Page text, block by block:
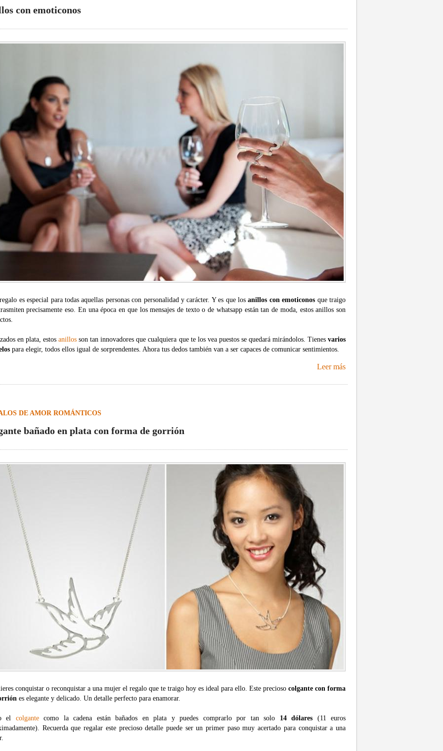
con emoticonos
es especial para todas aquellas personas con personalidad y carácter. Y es que losanillos con emoticonos que traigo
precisamente eso. En una época en que los mensajes de texto o de whatsapp están tan de moda, estos anillos son
en plata, estosanillos son tan innovadores que cualquiera que te los vea puestos se quedará mirándolos. Tienesvarios
para elegir, todos ellos igual de sorprendentes. Ahora tus dedos también van a ser capaces de comunicar sentimientos.
Leer más
DE AMOR ROMÁNTICOS
bañado en plata con forma de gorrión
conquistar o reconquistar a una mujer el regalo que te traigo hoy es ideal para ello. Este precioso colgante con forma
es elegante y delicado. Un detalle perfecto para enamorar.
el colgantecomo la cadena están bañados en plata y puedes comprarlo por tan solo 14 dólares (11 euros
Recuerda que regalar este precioso detalle puede ser un primer paso muy acertado para conquistar a una